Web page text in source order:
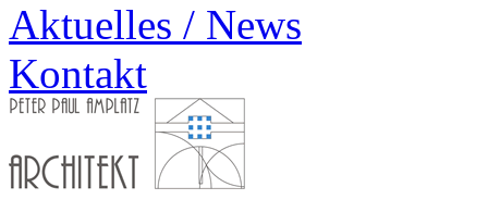
Aktuelles / News
Kontakt